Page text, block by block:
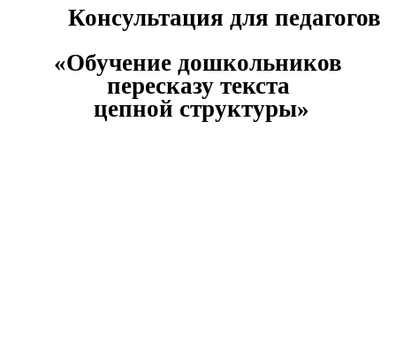
Консультация для педагогов
«Обучение дошкольников
пересказу текста
цепной структуры»